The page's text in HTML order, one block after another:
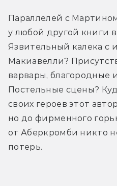
Параллелей с
у любой другой книги в
Язвительный калека с
Макиавелли?
варвары, благородные и
Постельные сцены?
своих героев этот
но до фирменного
от Аберкромби никто
потерь.